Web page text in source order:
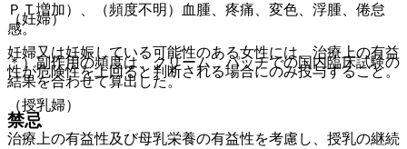
（妊婦）
妊婦又は妊娠している可能性のある女性には、治療上の有益
性が危険性を上回ると判断される場合にのみ投与すること。
（授乳婦）
治療上の有益性及び母乳栄養の有益性を考慮し、授乳の継続
ＰＴ増加）、（頻度不明）血腫、疼痛、変色、浮腫、倦怠
感。
＊）副作用の頻度は、クリーム、パッチでの国内臨床試験の
結果を合わせて算出した。
禁忌